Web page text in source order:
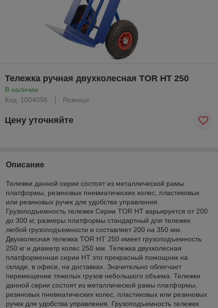
Тележка ручная двухколесная TOR HT 250
В наличии
Код: 1004056
Розница
Цену уточняйте
Описание
Тележки данной серии состоят из металлической рамы
платформы, резиновых пневматических колес, пластиковых
или резиновых ручек для удобства управления.
Грузоподъемность тележек Серии TOR HT варьируется от 200
до 300 кг, размеры платформы стандартный для тележек
любой грузоподъемности и составляет 200 на 350 мм.
Двухколесная тележка TOR HT 250 имеет грузоподъемность
250 кг и диаметр колес 250 мм. Тележка двухколесная
платформенная серии НТ это прекрасный помощник на
складе, в офисе, на доставках. Значительно облегчает
перемещение тяжелых грузов небольшого объема. Тележки
данной серии состоят из металлической рамы платформы,
резиновых пневматических колес, пластиковых или резиновых
ручек для удобства управления. Грузоподъемность тележек